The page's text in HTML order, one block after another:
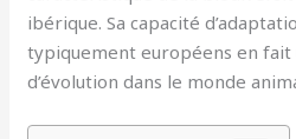
ibérique. Sa capacité
typiquement européens en
d’évolution dans le monde